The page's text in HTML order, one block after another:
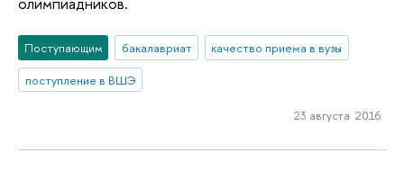
Поступающим бакалавриат
качество приема в вузы
поступление в ВШЭ
23 августа 2016